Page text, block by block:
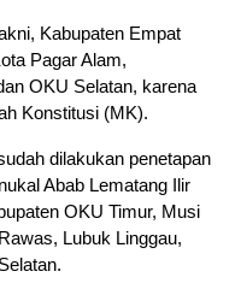
Kabupaten Empat
Pagar Alam,
OKU Selatan, karena
Konstitusi (MK).
dilakukan penetapan
Abab Lematang Ilir
OKU Timur, Musi
Lubuk Linggau,